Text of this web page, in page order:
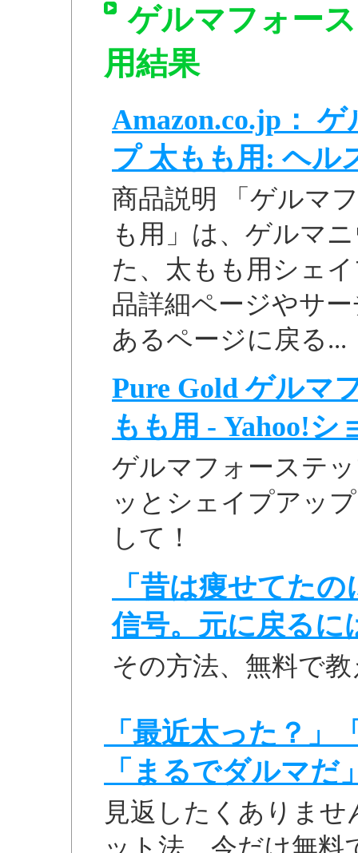
ゲルマフォー
用結果
Amazon.co.jp：
プ 太もも用: ヘル
商品説明 「ゲルマ
も用」は、ゲルマ
た、太もも用シェ
品詳細ページやサ
あるページに戻る...
Pure Gold ゲルマ
もも用 - Yahoo!シ
ゲルマフォーステ
ッとシェイプアッ
して！
「昔は痩せてた
信号。元に戻るに
その方法、無料で
「最近太った？
「まるでダルマだ
見返したくありま